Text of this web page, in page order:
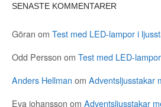
SENASTE KOMMENTARER
Göran om Test med LED-lampor i
Odd Persson om Test med LED-
Anders Hellman om Adventsljusstakar
Eva johansson om Adventsljusstakar